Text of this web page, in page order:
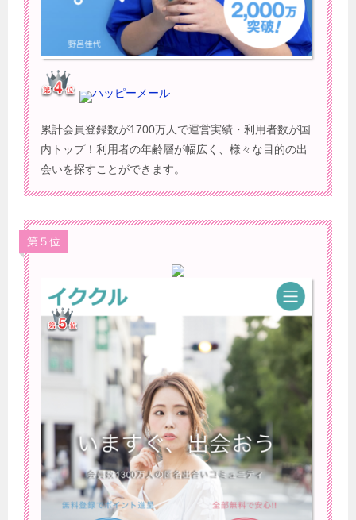
ハッピーメール
累計会員登録数が1700万人で運営実績・利用者数が国
内トップ！利用者の年齢層が幅広く、様々な目的の出
会いを探すことができます。
第５位